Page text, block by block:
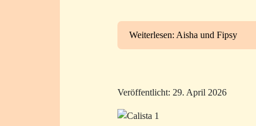
Weiterlesen: Aisha und Fipsy
Veröffentlicht: 29. April 2026